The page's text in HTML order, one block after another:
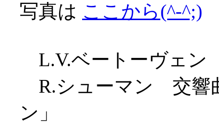
写真は ここから(^-^;)
L.V.ベートーヴェン
R.シューマン 交響
ン」